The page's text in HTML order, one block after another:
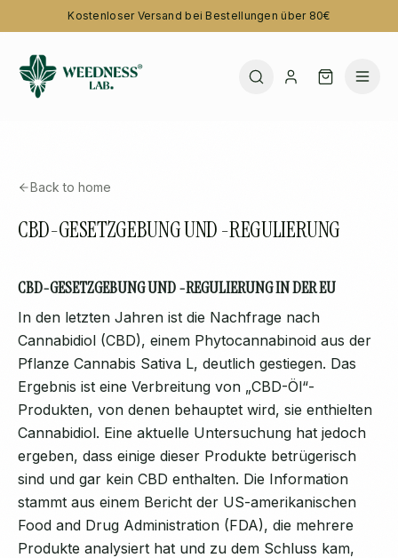
Kostenloser Versand bei Bestellungen über 80€
Back to home
CBD-GESETZGEBUNG UND -REGULIERUNG
CBD-GESETZGEBUNG UND -REGULIERUNG IN DER EU
In den letzten Jahren ist die Nachfrage nach
Cannabidiol (CBD), einem Phytocannabinoid aus der
Pflanze Cannabis Sativa L, deutlich gestiegen. Das
Ergebnis ist eine Verbreitung von „CBD-Öl“-
Produkten, von denen behauptet wird, sie enthielten
Cannabidiol. Eine aktuelle Untersuchung hat jedoch
ergeben, dass einige dieser Produkte betrügerisch
sind und gar kein CBD enthalten. Die Information
stammt aus einem Bericht der US-amerikanischen
Food and Drug Administration (FDA), die mehrere
Produkte analysiert hat und zu dem Schluss kam,